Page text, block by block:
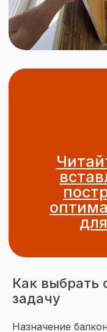
Как выбрать
задачу
Назначение